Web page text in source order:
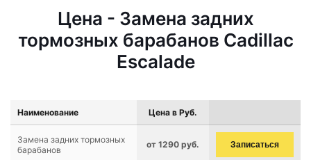
Цена - Замена задних
тормозных барабанов Cadillac
Escalade
Наименование Цена в Руб.
Замена задних тормозных
барабанов
от 1290 руб. Записаться